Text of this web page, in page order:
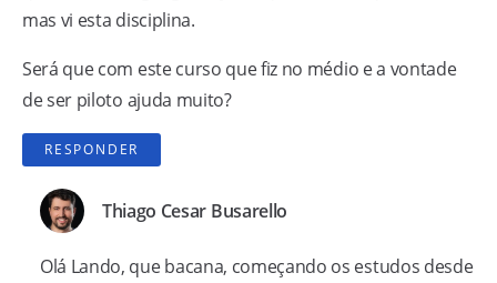
mas vi esta disciplina.
Será que com este curso que fiz no médio e a vontade
de ser piloto ajuda muito?
RESPONDER
Thiago Cesar Busarello
Olá Lando, que bacana, começando os estudos desde